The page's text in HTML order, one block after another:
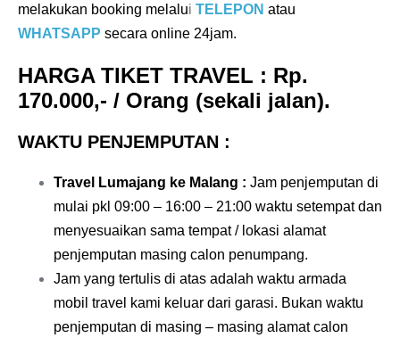
melakukan booking melalui TELEPON atau
WHATSAPP secara online 24jam.
HARGA TIKET TRAVEL : Rp.
170.000,- / Orang (sekali jalan).
WAKTU PENJEMPUTAN :
Travel Lumajang ke Malang : Jam penjemputan di
mulai pkl 09:00 – 16:00 – 21:00 waktu setempat dan
menyesuaikan sama tempat / lokasi alamat
penjemputan masing calon penumpang.
Jam yang tertulis di atas adalah waktu armada
mobil travel kami keluar dari garasi. Bukan waktu
penjemputan di masing – masing alamat calon